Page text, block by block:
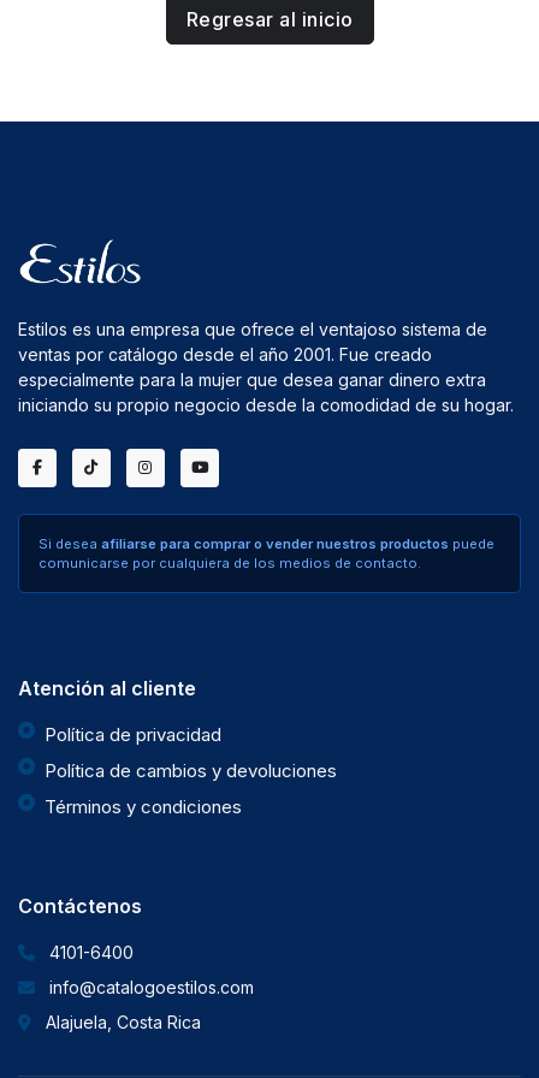
Regresar al inicio
Estilos es una empresa que ofrece el ventajoso sistema de
ventas por catálogo desde el año 2001. Fue creado
especialmente para la mujer que desea ganar dinero extra
iniciando su propio negocio desde la comodidad de su hogar.
Si desea afiliarse para comprar o vender nuestros productos puede
comunicarse por cualquiera de los medios de contacto.
Atención al cliente
Política de privacidad
Política de cambios y devoluciones
Términos y condiciones
Contáctenos
4101-6400
info@catalogoestilos.com
Alajuela, Costa Rica